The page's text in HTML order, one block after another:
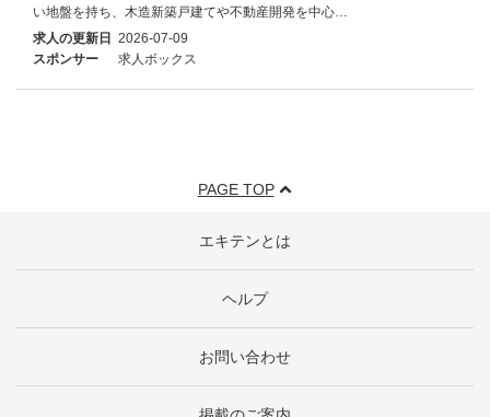
い地盤を持ち、木造新築戸建てや不動産開発を中心…
求人の更新日 2026-07-09
スポンサー
求人ボックス
PAGE TOP
エキテンとは
ヘルプ
お問い合わせ